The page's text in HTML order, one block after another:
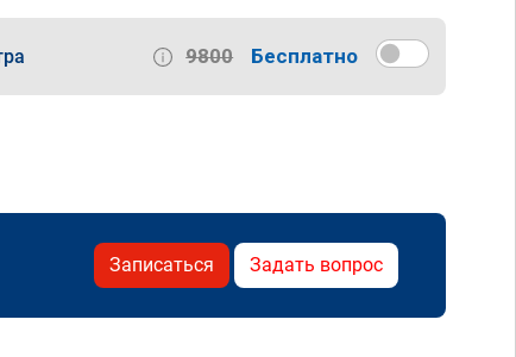
9800 Бесплатно
Записаться Задать вопрос